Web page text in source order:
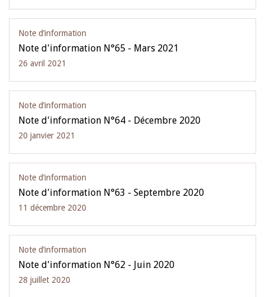
Note d’information
Note d'information N°65 - Mars 2021
26 avril 2021
Note d’information
Note d'information N°64 - Décembre 2020
20 janvier 2021
Note d’information
Note d'information N°63 - Septembre 2020
11 décembre 2020
Note d’information
Note d'information N°62 - Juin 2020
28 juillet 2020